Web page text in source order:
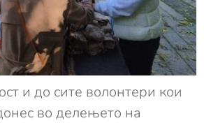
и до сите волонтери кои
во делењето на